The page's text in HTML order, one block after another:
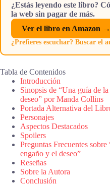
¿Estás leyendo este libro?
la web sin pagar de más.
Ver el libro en Amazon →
¿Prefieres escuchar? Buscar el
Tabla de Contenidos
Introducción
Sinopsis de “Una guía de
deseo” por Manda Collins
Portada Alternativa del
Personajes
Aspectos Destacados
Spoilers
Preguntas Frecuentes
engaño y el deseo”
Reseñas
Sobre la Autora
Conclusión